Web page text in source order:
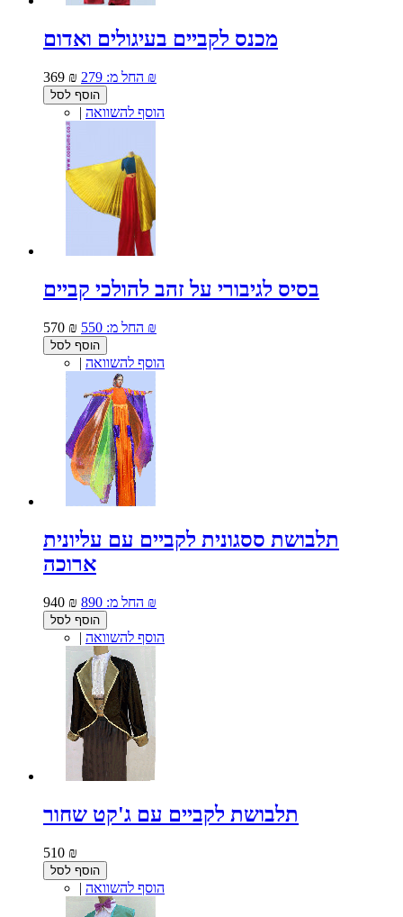
מכנס לקביים בעיגולים ואדום
369 ₪ החל מ: 279 ₪
הוסף לסל
| הוסף להשוואה
בסיס לגיבורי על זהב להולכי קביים
570 ₪ החל מ: 550 ₪
הוסף לסל
| הוסף להשוואה
תלבושת ססגונית לקביים עם עליונית
ארוכה
940 ₪ החל מ: 890 ₪
הוסף לסל
| הוסף להשוואה
תלבושת לקביים עם ג'קט שחור
510 ₪
הוסף לסל
| הוסף להשוואה